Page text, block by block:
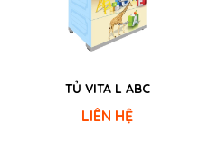
TỦ VITA L ABC
LIÊN HỆ